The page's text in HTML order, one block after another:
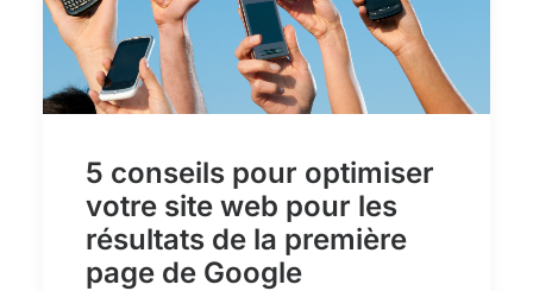
5 conseils pour optimiser
votre site web pour les
résultats de la première
page de Google